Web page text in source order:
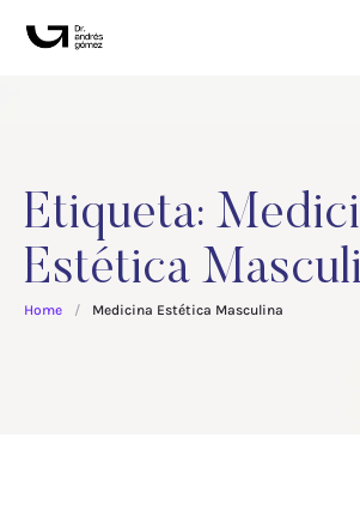
Etiqueta:
Estética
Home / Medicina Estética Masculina